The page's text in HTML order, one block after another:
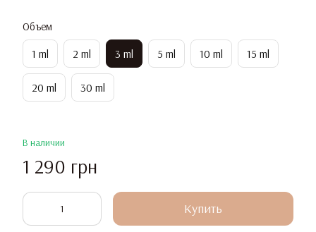
Объем
1 ml 2 ml 3 ml 5 ml 10 ml 15 ml
20 ml 30 ml
В наличии
1 290 грн
Купить